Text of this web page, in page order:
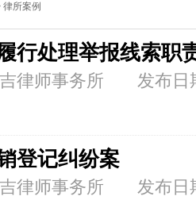
律所案例
行处理举报线索职
吉律师事务所 发布
登记纠纷案
吉律师事务所 发布